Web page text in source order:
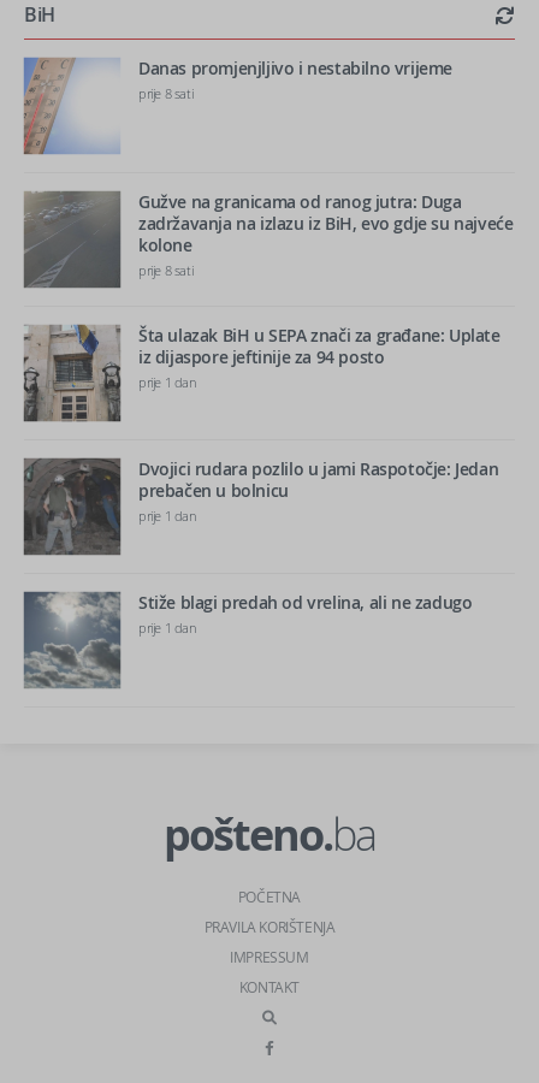
BiH
Danas promjenjljivo i nestabilno vrijeme
prije 8 sati
Gužve na granicama od ranog jutra: Duga
zadržavanja na izlazu iz BiH, evo gdje su najveće
kolone
prije 8 sati
Šta ulazak BiH u SEPA znači za građane: Uplate
iz dijaspore jeftinije za 94 posto
prije 1 dan
Dvojici rudara pozlilo u jami Raspotočje: Jedan
prebačen u bolnicu
prije 1 dan
Stiže blagi predah od vrelina, ali ne zadugo
prije 1 dan
pošteno.ba
POČETNA
PRAVILA KORIŠTENJA
IMPRESSUM
KONTAKT